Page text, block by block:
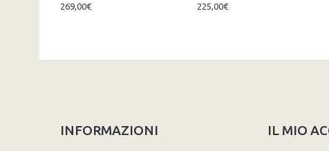
269,00€ 225,00€
INFORMAZIONI IL MIO